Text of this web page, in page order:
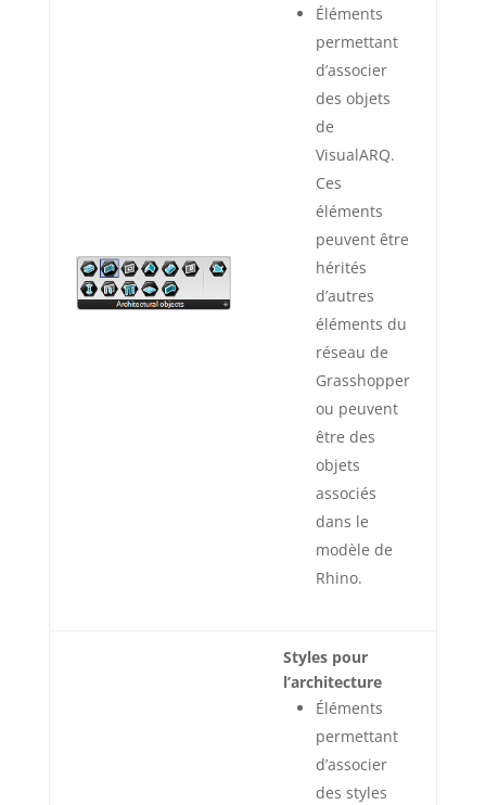
Éléments
permettant
d’associer
des objets
de
VisualARQ.
Ces
éléments
peuvent être
hérités
d’autres
éléments du
réseau de
Grasshopper
ou peuvent
être des
objets
associés
dans le
modèle de
Rhino.
Styles pour
l’architecture
Éléments
permettant
d’associer
des styles